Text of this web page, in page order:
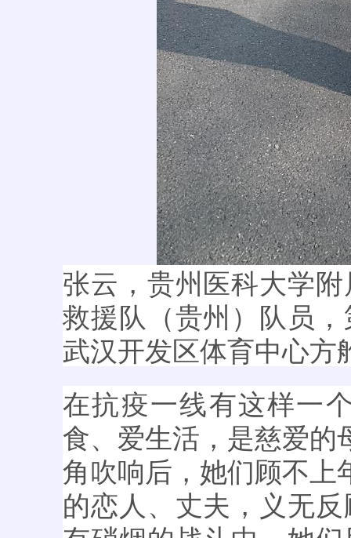
张云，贵州医科大学
救援队（贵州）队员
武汉开发区体育中心方
在抗疫一线有这样一
食、爱生活，是慈爱的
角吹响后，她们顾不上
的恋人、丈夫，义无